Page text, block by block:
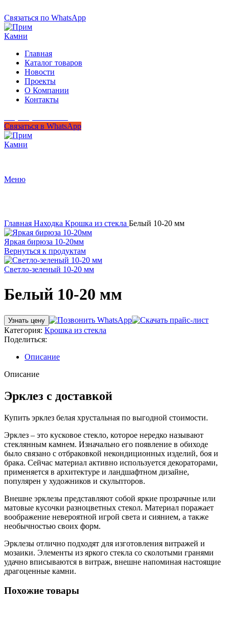
Связаться по WhatsApp
Главная
Каталог товаров
Новости
Проекты
О Компании
Контакты
Связаться в WhatsApp
Меню
Главная Находка Крошка из стекла Белый 10-20 мм
Яркая бирюза 10-20мм
Вернуться к продуктам
Светло-зеленый 10-20 мм
Белый 10-20 мм
Узнать цену
Категория: Крошка из стекла
Поделиться:
Описание
Описание
Эрклез с доставкой
Купить эрклез белая хрустальная по выгодной стоимости.
Эрклез – это кусковое стекло, которое нередко называют
стеклянным камнем. Изначально его появление в обиходе
было связано с отбраковкой некондиционных изделий, боя и
брака. Сейчас материал активно используется декораторами,
применяется в архитектуре и ландшафтном дизайне,
популярен у художников и скульпторов.
Внешне эрклезы представляют собой яркие прозрачные или
матовые кусочки разноцветных стекол. Материал поражает
воображение невероятной игрой света и сиянием, а также
необычностью своих форм.
Эрклезы отлично подходят для изготовления витражей и
мозаики. Элементы из яркого стекла со сколотыми гранями
удачно вписываются в витраж, внешне напоминая настоящие
драгоценные камни.
Похожие товары